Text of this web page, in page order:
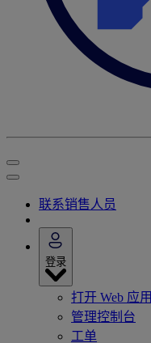
联系销售人员
登录
打开 Web 应用
管理控制台
工单